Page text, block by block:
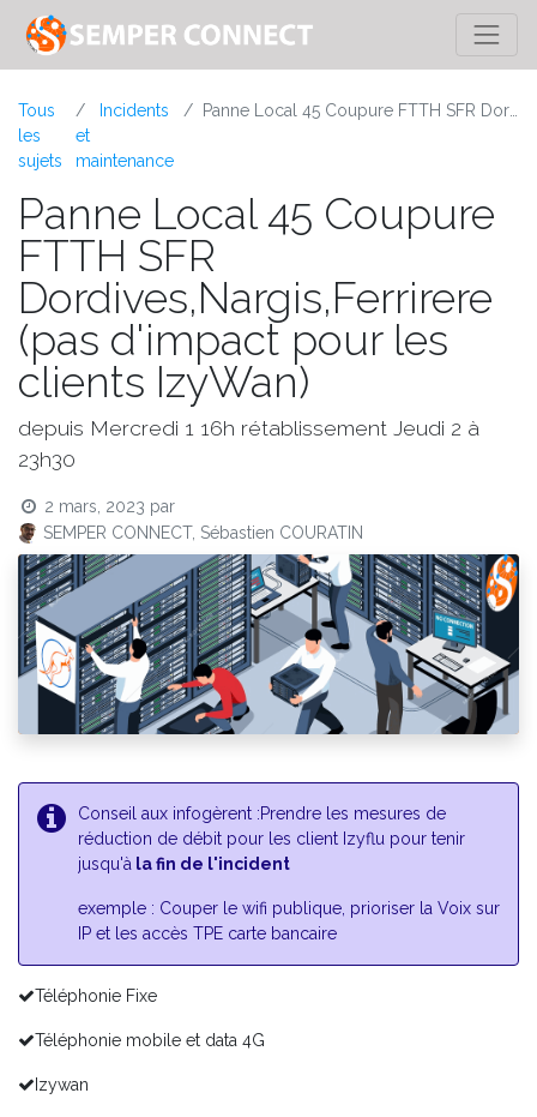
Tous
les
sujets
Incidents
et
maintenance
Panne Local 45 Coupure FTTH SFR Dordives,Nargis,Ferrirere (pas d'impact pour les clients IzyWan)
Panne Local 45 Coupure
FTTH SFR
Dordives,Nargis,Ferrirere
(pas d'impact pour les
clients IzyWan)
depuis Mercredi 1 16h rétablissement Jeudi 2 à
23h30
2 mars, 2023 par
SEMPER CONNECT, Sébastien COURATIN
Conseil aux infogèrent :Prendre les mesures de
réduction de débit pour les client Izyflu pour tenir
jusqu'à la fin de l'incident
exemple : Couper le wifi publique, prioriser la Voix sur
IP et les accès TPE carte bancaire
Téléphonie Fixe
Téléphonie mobile et data 4G
Izywan